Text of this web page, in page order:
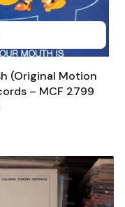
(Original Motion
– MCF 2799